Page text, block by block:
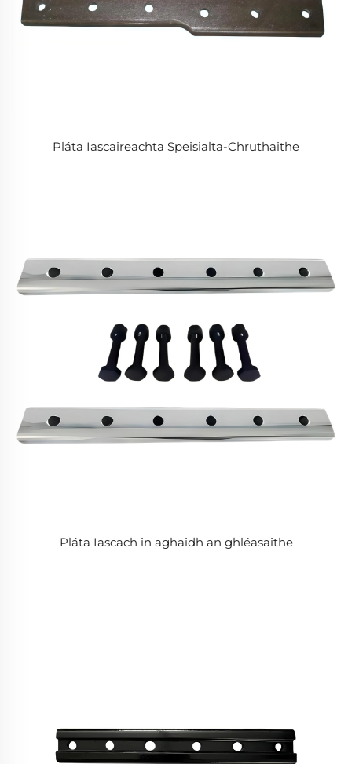
Pláta Iascaireachta Speisialta-Chruthaithe
Pláta Iascach in aghaidh an ghléasaithe